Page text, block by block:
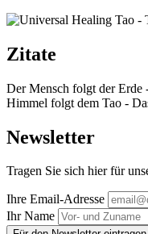
Zitate
Der Mensch folgt der
Himmel folgt dem Tao -
Newsletter
Tragen Sie sich hier für
Ihre Email-Adresse
Ihr Name